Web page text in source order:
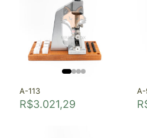
A-113
R$3.021,29